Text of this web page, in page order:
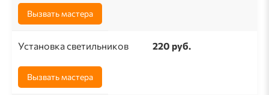
Вызвать мастера
Установка светильников 220 руб.
Вызвать мастера